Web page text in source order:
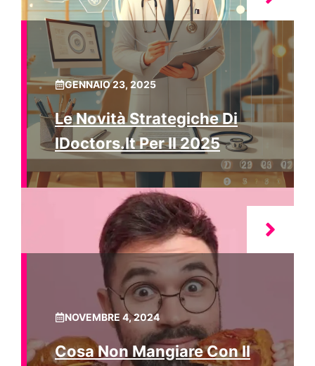
GENNAIO 23, 2025
Le Novità Strategiche Di
IDoctors.it Per Il 2025
NOVEMBRE 4, 2024
Cosa Non Mangiare Con Il